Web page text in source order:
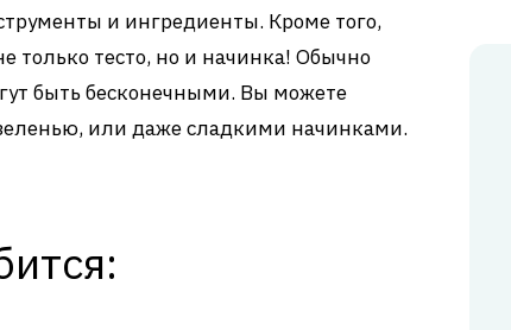
и ингредиенты. Кроме того,
только тесто, но и начинка! Обычно
быть бесконечными. Вы можете
или даже сладкими начинками.